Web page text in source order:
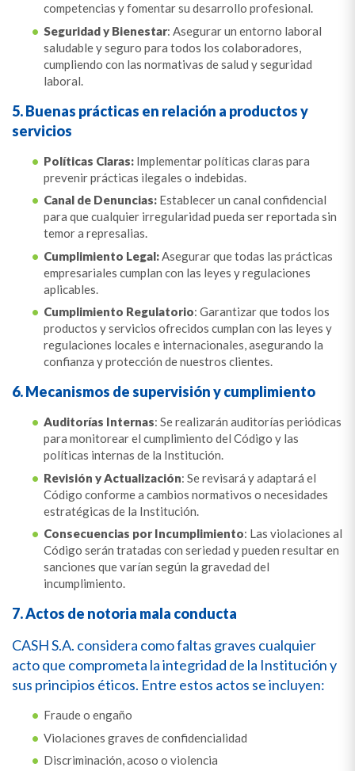
competencias y fomentar su desarrollo profesional.
Seguridad y Bienestar: Asegurar un entorno laboral
saludable y seguro para todos los colaboradores,
cumpliendo con las normativas de salud y seguridad
laboral.
5. Buenas prácticas en relación a productos y
servicios
Políticas Claras: Implementar políticas claras para
prevenir prácticas ilegales o indebidas.
Canal de Denuncias: Establecer un canal confidencial
para que cualquier irregularidad pueda ser reportada sin
temor a represalias.
Cumplimiento Legal:Asegurar que todas las prácticas
empresariales cumplan con las leyes y regulaciones
aplicables.
Cumplimiento Regulatorio: Garantizar que todos los
productos y servicios ofrecidos cumplan con las leyes y
regulaciones locales e internacionales, asegurando la
confianza y protección de nuestros clientes.
6. Mecanismos de supervisión y cumplimiento
Auditorías Internas: Se realizarán auditorías periódicas
para monitorear el cumplimiento del Código y las
políticas internas de la Institución.
Revisión y Actualización: Se revisará y adaptará el
Código conforme a cambios normativos o necesidades
estratégicas de la Institución.
Consecuencias por Incumplimiento: Las violaciones al
Código serán tratadas con seriedad y pueden resultar en
sanciones que varían según la gravedad del
incumplimiento.
7. Actos de notoria mala conducta
CASH S.A. considera como faltas graves cualquier
acto que comprometa la integridad de la Institución y
sus principios éticos. Entre estos actos se incluyen:
Fraude o engaño
Violaciones graves de confidencialidad
Discriminación, acoso o violencia